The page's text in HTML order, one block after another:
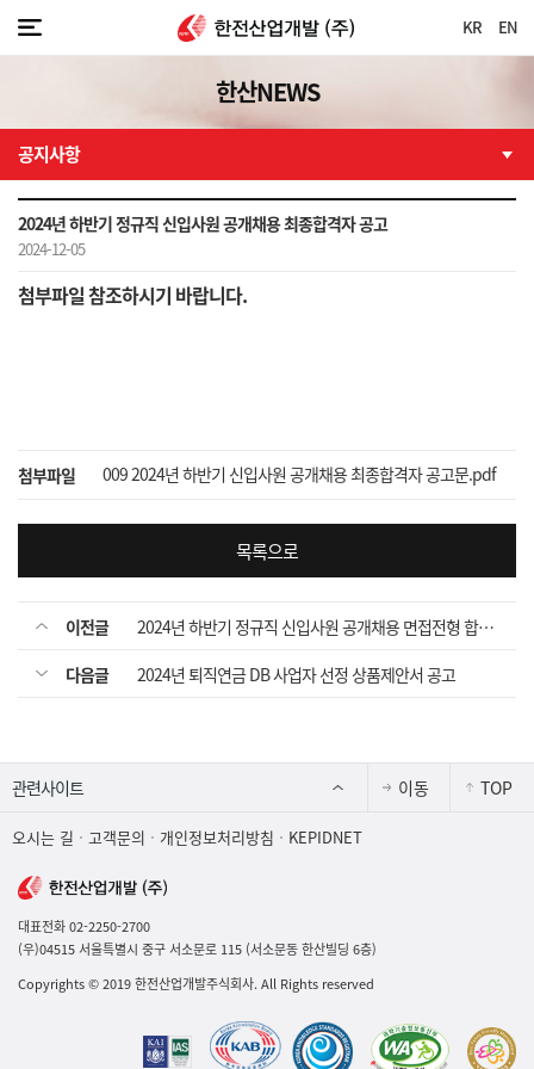
KR EN
한산NEWS
공지사항
2024년 하반기 정규직 신입사원 공개채용 최종합격자 공고
2024-12-05
첨부파일 참조하시기 바랍니다.
첨부파일 009 2024년 하반기 신입사원 공개채용 최종합격자 공고문.pdf
목록으로
이전글
2024년 하반기 정규직 신입사원 공개채용 면접전형 합격자 공고
다음글
2024년 퇴직연금 DB 사업자 선정 상품제안서 공고
오시는 길 고객문의 개인정보처리방침 KEPIDNET
이동 TOP
대표전화 02-2250-2700
(우)04515 서울특별시 중구 서소문로 115 (서소문동 한산빌딩 6층)
Copyrights©2019 한전산업개발주식회사. All Rights reserved